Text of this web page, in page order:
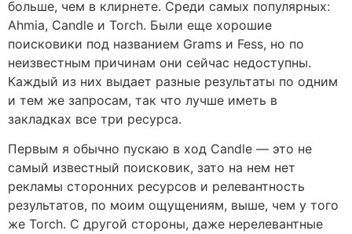
больше, чем в клирнете. Среди самых популярных:
Ahmia, Candle и Torch. Были еще хорошие
поисковики под названием Grams и Fess, но по
неизвестным причинам они сейчас недоступны.
Каждый из них выдает разные результаты по одним
и тем же запросам, так что лучше иметь в
закладках все три ресурса.
Первым я обычно пускаю в ход Candle — это не
самый известный поисковик, зато на нем нет
рекламы сторонних ресурсов и релевантность
результатов, по моим ощущениям, выше, чем у того
же Torch. С другой стороны, даже нерелевантные